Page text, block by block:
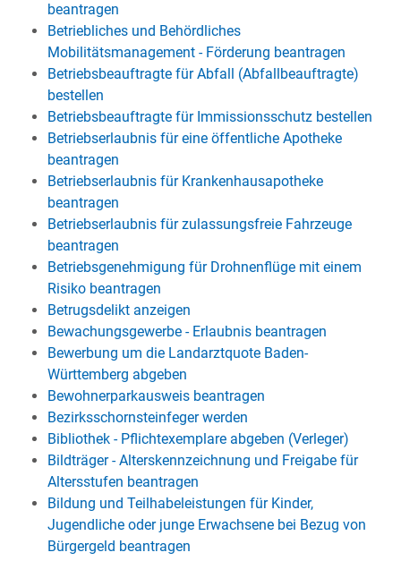
beantragen
Betriebliches und Behördliches
Mobilitätsmanagement - Förderung beantragen
Betriebsbeauftragte für Abfall (Abfallbeauftragte)
bestellen
Betriebsbeauftragte für Immissionsschutz bestellen
Betriebserlaubnis für eine öffentliche Apotheke
beantragen
Betriebserlaubnis für Krankenhausapotheke
beantragen
Betriebserlaubnis für zulassungsfreie Fahrzeuge
beantragen
Betriebsgenehmigung für Drohnenflüge mit einem
Risiko beantragen
Betrugsdelikt anzeigen
Bewachungsgewerbe - Erlaubnis beantragen
Bewerbung um die Landarztquote Baden-
Württemberg abgeben
Bewohnerparkausweis beantragen
Bezirksschornsteinfeger werden
Bibliothek - Pflichtexemplare abgeben (Verleger)
Bildträger - Alterskennzeichnung und Freigabe für
Altersstufen beantragen
Bildung und Teilhabeleistungen für Kinder,
Jugendliche oder junge Erwachsene bei Bezug von
Bürgergeld beantragen